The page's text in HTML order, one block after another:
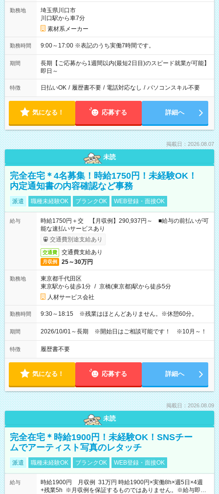
勤務地
埼玉県川口市
川口駅から車7分
素材系メーカー
勤務時間 9:00～17:00 ※表記のうち実働7時間です。
期間
長期【ご応募から1週間以内(最短2日目)のスピード就業が可能】
即日～
特徴 日払いOK / 履歴書不要 / 電話対応なし / パソコンスキル不要
気になる！ 応募する 詳細へ
掲載日：2026.08.07
未読
完全在宅＊4名募集！時給1750円！未経験OK！
内定通知書の内容確認など事務
派遣 職種未経験OK ブランクOK WEB登録・面接OK
給与
時給1750円＋交 【月収例】290,937円～ ■給与の前払いが可
能な速払いサービスあり
交通費別途支給あり
交通費 交通費支給あり
月収例 25～30万円
勤務地
東京都千代田区
東京駅から徒歩1分 / 京橋(東京都)駅から徒歩5分
人材サービス会社
勤務時間 9:30～18:15 ※残業はほとんどありません。※休憩60分。
期間 2026/10/01～長期 ※開始日はご相談可能です！ ※10月～！
特徴 履歴書不要
気になる！ 応募する 詳細へ
掲載日：2026.08.09
未読
完全在宅＊時給1900円！未経験OK！SNSチー
ムでアーティスト写真のレタッチ
派遣 職種未経験OK ブランクOK WEB登録・面接OK
給与
時給1900円 月収例 31万円 時給1900円×実働8h×週5日×4週
+残業5h ※月収例を保証するものではありません。※給与即受